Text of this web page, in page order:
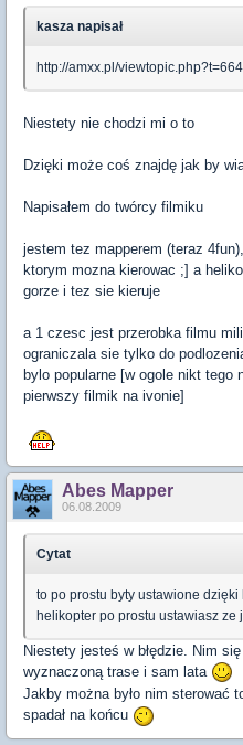
kasza napisał
http://amxx.pl/viewtopic.php?t=664
Niestety nie chodzi mi o to
Dzięki może coś znajdę jak by
Napisałem do twórcy filmiku
jestem tez mapperem (teraz
ktorym mozna kierowac ;] a
gorze i tez sie kieruje
a 1 czesc jest przerobka filmu
ograniczala sie tylko do
bylo popularne [w ogole nikt tego
pierwszy filmik na ivonie]
Abes Mapper
06.08.2009
Cytat
to po prostu byty ustawione
helikopter po prostu ustawiasz ze
Niestety jesteś w błędzie. Nim
wyznaczoną trase i sam lata
Jakby można było nim sterować
spadał na końcu